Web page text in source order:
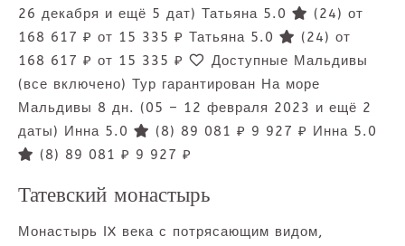
26 декабря и ещё 5 дат) Татьяна 5.0 (24) от
168 617 ₽ от 15 335 ₽ Татьяна 5.0 (24) от
168 617 ₽ от 15 335 ₽
Доступные Мальдивы
(все включено) Тур гарантирован На море
Мальдивы 8 дн. (05 – 12 февраля 2023 и ещё 2
даты) Инна 5.0 (8) 89 081 ₽ 9 927 ₽ Инна 5.0
(8) 89 081 ₽ 9 927 ₽
Татевский монастырь
Монастырь IX века с потрясающим видом,